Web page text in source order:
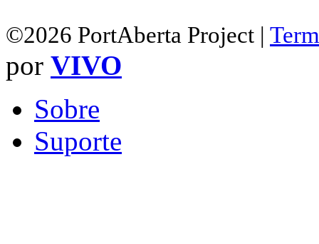
©2026 PortAberta Project |
por VIVO
Sobre
Suporte